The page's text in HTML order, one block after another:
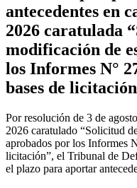
antecedentes en
2026 caratulada
modificación de
los Informes N°
bases de
Por resolución de 3 de
2026 caratulado “Solicitud
aprobados por los Informes
licitación”, el Tribunal de
el plazo para aportar